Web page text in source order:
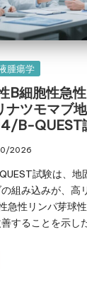
腫瘍学
B細胞性急
ツモマブ
B-QUEST
2026
試験は、地
組み込みが、高
急性リンパ芽球
することを示した